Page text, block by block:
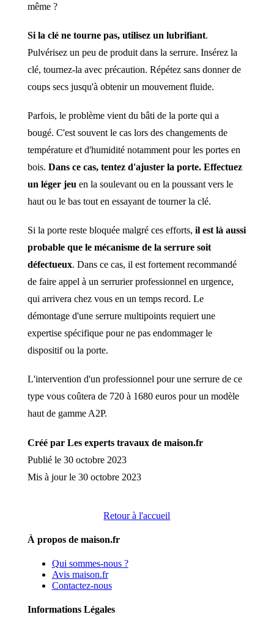
même ?
Si la clé ne tourne pas, utilisez un lubrifiant.
Pulvérisez un peu de produit dans la serrure. Insérez la
clé, tournez-la avec précaution. Répétez sans donner de
coups secs jusqu'à obtenir un mouvement fluide.
Parfois, le problème vient du bâti de la porte qui a
bougé. C'est souvent le cas lors des changements de
température et d'humidité notamment pour les portes en
bois. Dans ce cas, tentez d'ajuster la porte. Effectuez
un léger jeu en la soulevant ou en la poussant vers le
haut ou le bas tout en essayant de tourner la clé.
Si la porte reste bloquée malgré ces efforts, il est là aussi
probable que le mécanisme de la serrure soit
défectueux. Dans ce cas, il est fortement recommandé
de faire appel à un serrurier professionnel en urgence,
qui arrivera chez vous en un temps record. Le
démontage d'une serrure multipoints requiert une
expertise spécifique pour ne pas endommager le
dispositif ou la porte.
L'intervention d'un professionnel pour une serrure de ce
type vous coûtera de 720 à 1680 euros pour un modèle
haut de gamme A2P.
Créé par Les experts travaux de maison.fr
Publié le 30 octobre 2023
Mis à jour le 30 octobre 2023
Retour à l'accueil
À propos de maison.fr
Qui sommes-nous ?
Avis maison.fr
Contactez-nous
Informations Légales